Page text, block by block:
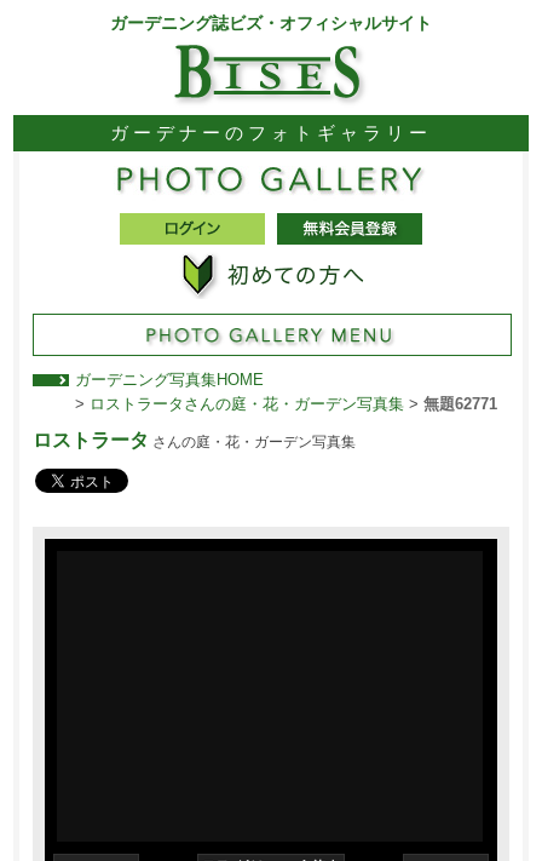
ガーデニング誌ビズ・オフィシャルサイト
ガーデナーのフォトギャラリー
ガーデニング写真集HOME
> ロストラータさんの庭・花・ガーデン写真集> 無題62771
ロストラータ さんの庭・花・ガーデン写真集